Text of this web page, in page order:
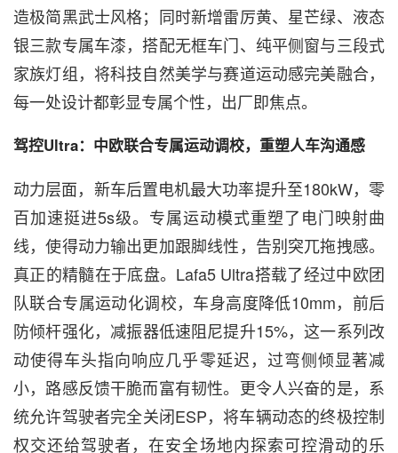
造极简黑武士风格；同时新增雷厉黄、星芒绿、液态
银三款专属车漆，搭配无框车门、纯平侧窗与三段式
家族灯组，将科技自然美学与赛道运动感完美融合，
每一处设计都彰显专属个性，出厂即焦点。
驾控Ultra：中欧联合专属运动调校，重塑人车沟通感
动力层面，新车后置电机最大功率提升至180kW，零
百加速挺进5s级。专属运动模式重塑了电门映射曲
线，使得动力输出更加跟脚线性，告别突兀拖拽感。
真正的精髓在于底盘。Lafa5 Ultra搭载了经过中欧团
队联合专属运动化调校，车身高度降低10mm，前后
防倾杆强化，减振器低速阻尼提升15%，这一系列改
动使得车头指向响应几乎零延迟，过弯侧倾显著减
小，路感反馈干脆而富有韧性。更令人兴奋的是，系
统允许驾驶者完全关闭ESP，将车辆动态的终极控制
权交还给驾驶者，在安全场地内探索可控滑动的乐